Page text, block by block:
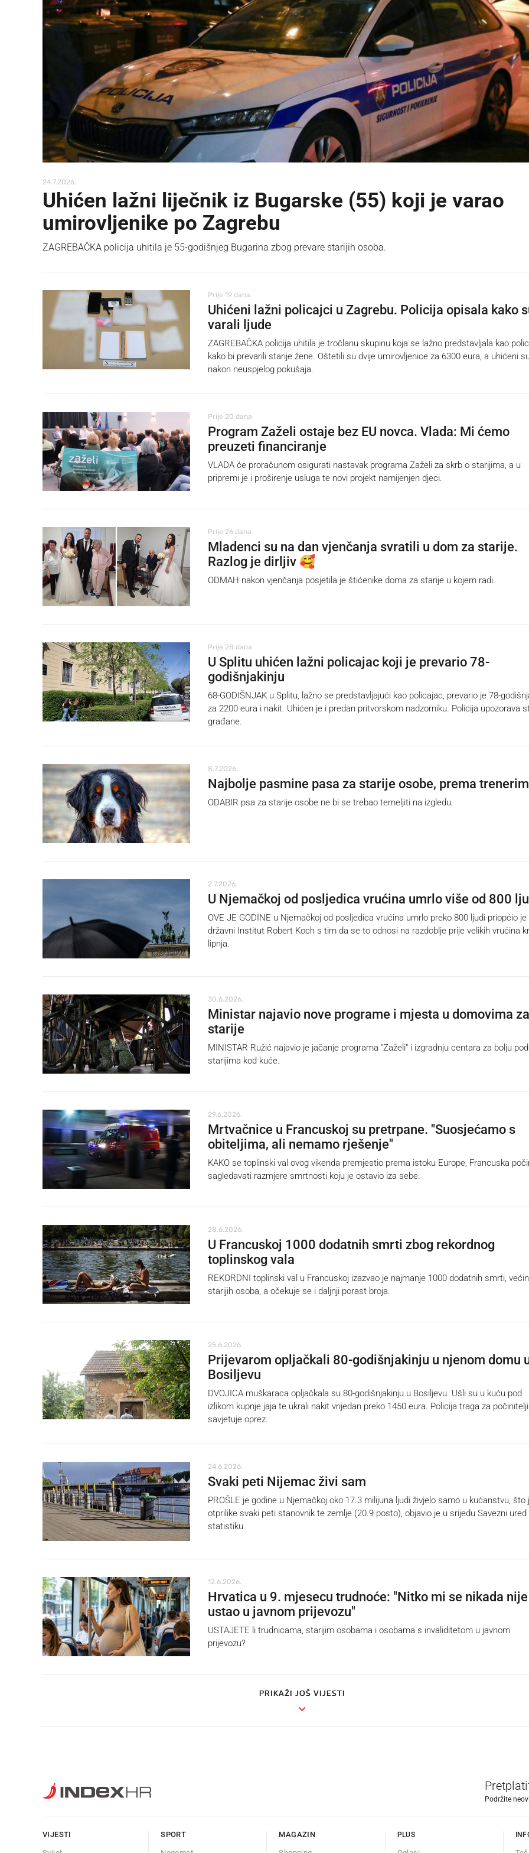
24.7.2026.
Uhićen lažni liječnik iz Bugarske (55) koji je varao
umirovljenike po Zagrebu
ZAGREBAČKA policija uhitila je 55-godišnjeg Bugarina zbog prevare starijih osoba.
Prije 19 dana
Uhićeni lažni policajci u Zagrebu. Policija opisala kako
varali ljude
ZAGREBAČKA policija uhitila je tročlanu skupinu koja se lažno predstavljala kao
kako bi prevarili starije žene. Oštetili su dvije umirovljenice za 6300 eura, a uhićeni
nakon neuspjelog pokušaja.
Prije 20 dana
Program Zaželi ostaje bez EU novca. Vlada: Mi ćemo
preuzeti financiranje
VLADA će proračunom osigurati nastavak programa Zaželi za skrb o starijima, a u
pripremi je i proširenje usluga te novi projekt namijenjen djeci.
Prije 26 dana
Mladenci su na dan vjenčanja svratili u dom za starije.
Razlog je dirljiv 🥰
ODMAH nakon vjenčanja posjetila je štićenike doma za starije u kojem radi.
Prije 28 dana
U Splitu uhićen lažni policajac koji je prevario 78-
godišnjakinju
68-GODIŠNJAK u Splitu, lažno se predstavljajući kao policajac, prevario je 78-
za 2200 eura i nakit. Uhićen je i predan pritvorskom nadzorniku. Policija upozorava
građane.
8.7.2026.
Najbolje pasmine pasa za starije osobe, prema
ODABIR psa za starije osobe ne bi se trebao temeljiti na izgledu.
2.7.2026.
U Njemačkoj od posljedica vrućina umrlo više od 800
OVE JE GODINE u Njemačkoj od posljedica vrućina umrlo preko 800 ljudi priopćio je
državni Institut Robert Koch s tim da se to odnosi na razdoblje prije velikih vrućina
lipnja.
30.6.2026.
Ministar najavio nove programe i mjesta u domovima za
starije
MINISTAR Ružić najavio je jačanje programa "Zaželi" i izgradnju centara za bolju
starijima kod kuće.
29.6.2026.
Mrtvačnice u Francuskoj su pretrpane. "Suosjećamo s
obiteljima, ali nemamo rješenje"
KAKO se toplinski val ovog vikenda premjestio prema istoku Europe, Francuska
sagledavati razmjere smrtnosti koju je ostavio iza sebe.
28.6.2026.
U Francuskoj 1000 dodatnih smrti zbog rekordnog
toplinskog vala
REKORDNI toplinski val u Francuskoj izazvao je najmanje 1000 dodatnih smrti,
starijih osoba, a očekuje se i daljnji porast broja.
25.6.2026.
Prijevarom opljačkali 80-godišnjakinju u njenom domu
Bosiljevu
DVOJICA muškaraca opljačkala su 80-godišnjakinju u Bosiljevu. Ušli su u kuću pod
izlikom kupnje jaja te ukrali nakit vrijedan preko 1450 eura. Policija traga za
savjetuje oprez.
24.6.2026.
Svaki peti Nijemac živi sam
PROŠLE je godine u Njemačkoj oko 17.3 milijuna ljudi živjelo samo u kućanstvu, što
otprilike svaki peti stanovnik te zemlje (20.9 posto), objavio je u srijedu Savezni ured
statistiku.
12.6.2026.
Hrvatica u 9. mjesecu trudnoće: "Nitko mi se nikada nije
ustao u javnom prijevozu"
USTAJETE li trudnicama, starijim osobama i osobama s invaliditetom u javnom
prijevozu?
PRIKAŽI JOŠ VIJESTI
Podržite
VIJESTI SPORT MAGAZIN PLUS